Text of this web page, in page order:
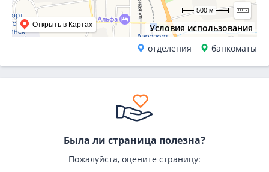
Условия использования
Открыть в Картах
500 м
отделения банкоматы
Была ли страница полезна?
Пожалуйста, оцените страницу: